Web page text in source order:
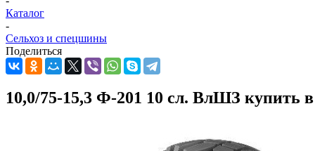
Каталог
-
Сельхоз и спецшины
Поделиться
10,0/75-15,3 Ф-201 10 сл. ВлШЗ купить в